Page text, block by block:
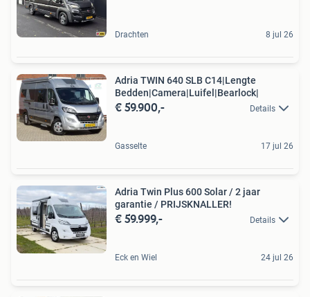
Drachten 8 jul 26
Adria TWIN 640 SLB C14|Lengte
Bedden|Camera|Luifel|Bearlock|
€ 59.900,- Details
Gasselte 17 jul 26
Adria Twin Plus 600 Solar / 2 jaar
garantie / PRIJSKNALLER!
€ 59.999,- Details
Eck en Wiel 24 jul 26